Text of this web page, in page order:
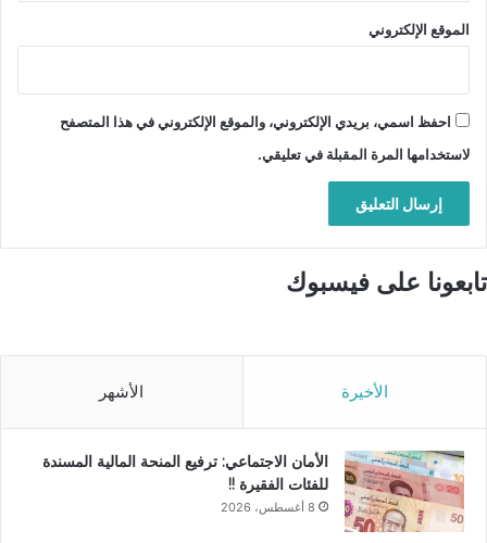
الموقع الإلكتروني
احفظ اسمي، بريدي الإلكتروني، والموقع الإلكتروني في هذا المتصفح
لاستخدامها المرة المقبلة في تعليقي.
تابعونا على فيسبوك
الأخيرة الأشهر
الأمان الاجتماعي: ترفيع المنحة المالية المسندة
للفئات الفقيرة !!
8 أغسطس، 2026